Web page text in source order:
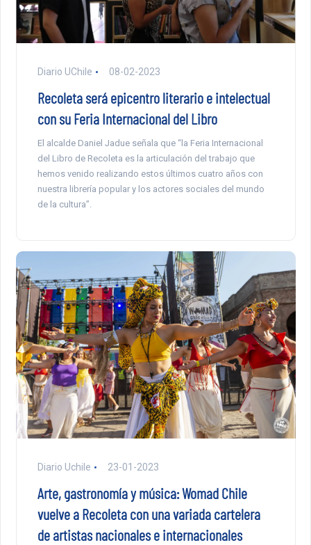
Diario UChile 08-02-2023
Recoleta será epicentro literario e intelectual
con su Feria Internacional del Libro
El alcalde Daniel Jadue señala que “la Feria Internacional
del Libro de Recoleta es la articulación del trabajo que
hemos venido realizando estos últimos cuatro años con
nuestra librería popular y los actores sociales del mundo
de la cultura”.
Diario Uchile 23-01-2023
Arte, gastronomía y música: Womad Chile
vuelve a Recoleta con una variada cartelera
de artistas nacionales e internacionales